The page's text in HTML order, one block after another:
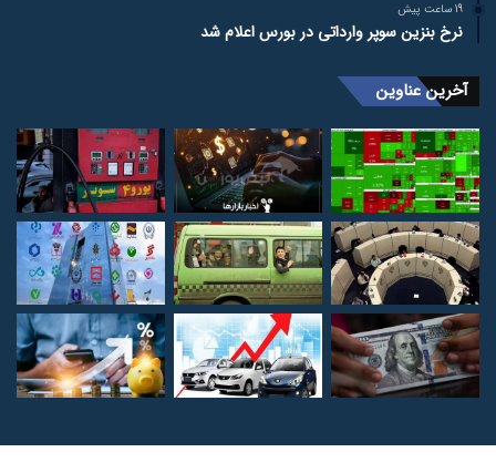
19 ساعت پیش
نرخ بنزین سوپر وارداتی در بورس اعلام شد
آخرین عناوین